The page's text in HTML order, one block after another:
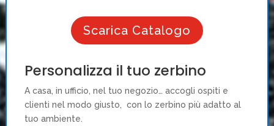
Scarica Catalogo
Personalizza il tuo zerbino
A casa, in ufficio, nel tuo negozio… accogli ospiti e
clienti nel modo giusto, con lo zerbino più adatto al
tuo ambiente.